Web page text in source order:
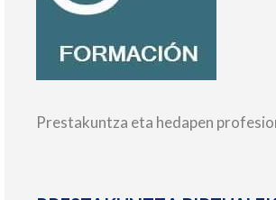
Prestakuntza eta hedapen